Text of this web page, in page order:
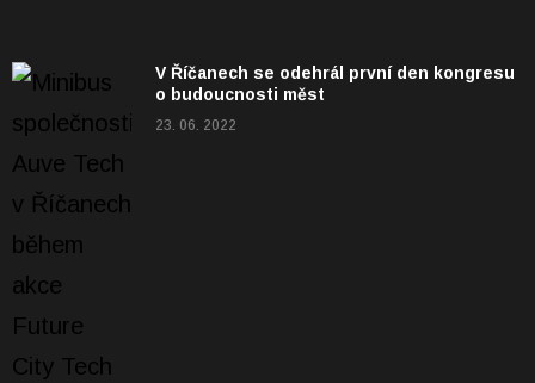
V Říčanech se odehrál první den kongresu
o budoucnosti měst
23. 06. 2022